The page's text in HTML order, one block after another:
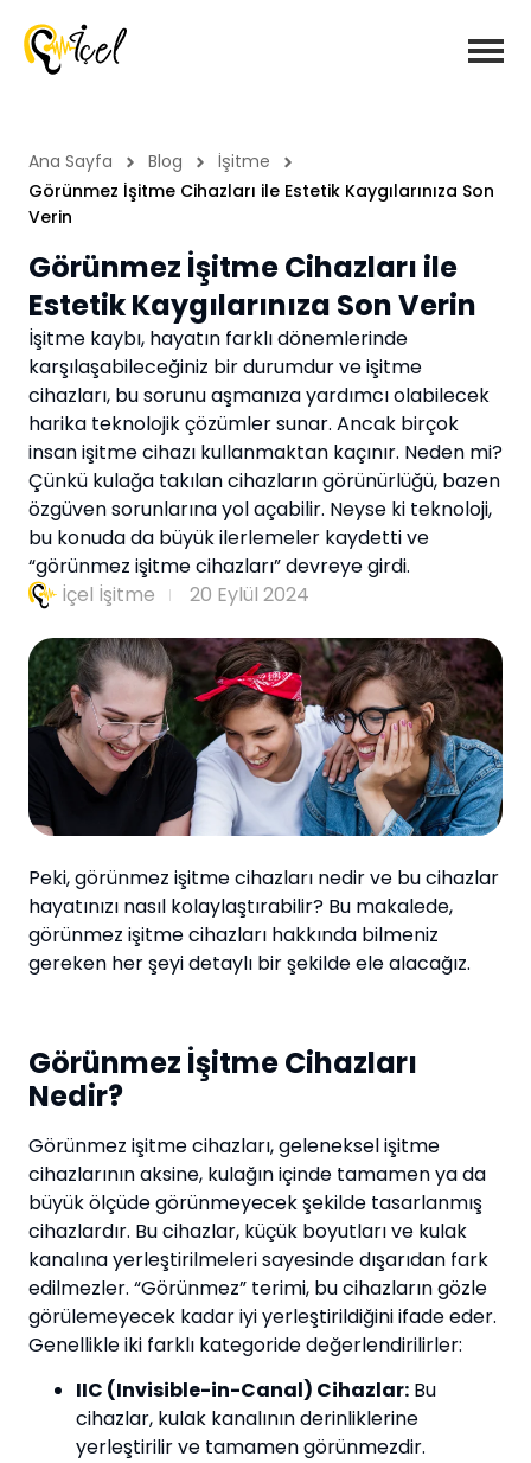
Ana Sayfa Blog
İşitme
Görünmez İşitme Cihazları ile Estetik Kaygılarınıza Son
Verin
Görünmez İşitme Cihazları ile
Estetik Kaygılarınıza Son Verin
İşitme kaybı, hayatın farklı dönemlerinde
karşılaşabileceğiniz bir durumdur ve işitme
cihazları, bu sorunu aşmanıza yardımcı olabilecek
harika teknolojik çözümler sunar. Ancak birçok
insan işitme cihazı kullanmaktan kaçınır. Neden mi?
Çünkü kulağa takılan cihazların görünürlüğü, bazen
özgüven sorunlarına yol açabilir. Neyse ki teknoloji,
bu konuda da büyük ilerlemeler kaydetti ve
“görünmez işitme cihazları” devreye girdi.
İçel İşitme
20 Eylül 2024
Peki, görünmez işitme cihazları nedir ve bu cihazlar
hayatınızı nasıl kolaylaştırabilir? Bu makalede,
görünmez işitme cihazları hakkında bilmeniz
gereken her şeyi detaylı bir şekilde ele alacağız.
Görünmez İşitme Cihazları
Nedir?
Görünmez işitme cihazları, geleneksel işitme
cihazlarının aksine, kulağın içinde tamamen ya da
büyük ölçüde görünmeyecek şekilde tasarlanmış
cihazlardır. Bu cihazlar, küçük boyutları ve kulak
kanalına yerleştirilmeleri sayesinde dışarıdan fark
edilmezler. “Görünmez” terimi, bu cihazların gözle
görülemeyecek kadar iyi yerleştirildiğini ifade eder.
Genellikle iki farklı kategoride değerlendirilirler:
IIC (Invisible-in-Canal) Cihazlar: Bu
cihazlar, kulak kanalının derinliklerine
yerleştirilir ve tamamen görünmezdir.